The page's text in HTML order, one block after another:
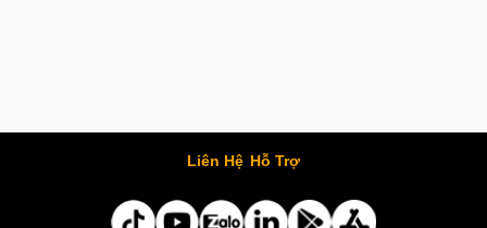
Liên Hệ Hỗ Trợ